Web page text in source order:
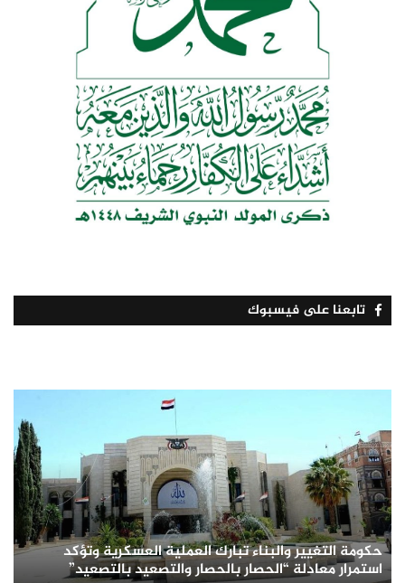
تابعنا على فيسبوك
حكومة التغيير والبناء تبارك العملية العسكرية وتؤكد
استمرار معادلة “الحصار بالحصار والتصعيد بالتصعيد”